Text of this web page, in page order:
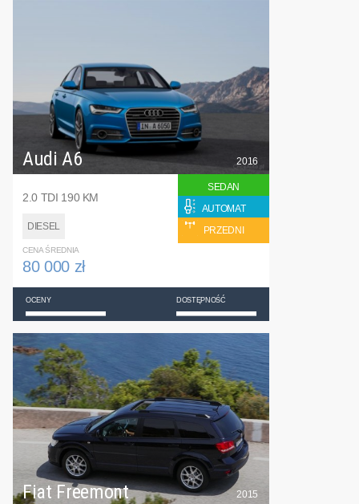
Audi A6
2.0 TDI 190 KM
DIESEL
2016
SEDAN
AUTOMAT
PRZEDNI
CENA ŚREDNIA
80 000 zł
OCENY DOSTĘPNOŚĆ
Fiat Freemont 2015